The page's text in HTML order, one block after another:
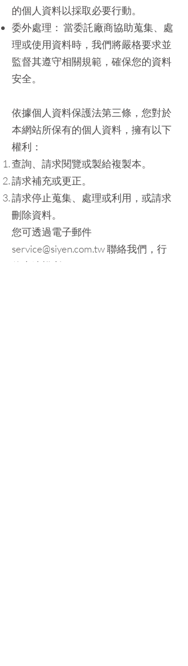
的個人資料以採取必要行動。
委外處理： 當委託廠商協助蒐集、處
理或使用資料時，我們將嚴格要求並
監督其遵守相關規範，確保您的資料
安全。
依據個人資料保護法第三條，您對於
本網站所保有的個人資料，擁有以下
權利：
查詢、請求閱覽或製給複製本。
請求補充或更正。
請求停止蒐集、處理或利用，或請求
刪除資料。
您可透過電子郵件
service@siyen.com.tw 聯絡我們，行
使上述權利。